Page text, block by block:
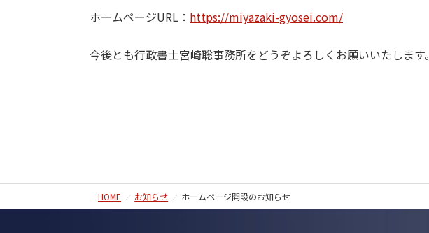
対応地域
ホームページURL： https://miyazaki-gyosei.com/
今後とも行政書士宮崎聡事務所をどうぞよろしくお願いいたします。
HOME お知らせ ホームページ開設のお知らせ